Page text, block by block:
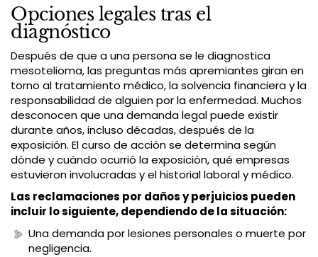
Opciones legales tras el
diagnóstico
Después de que a una persona se le diagnostica
mesotelioma, las preguntas más apremiantes giran en
torno al tratamiento médico, la solvencia financiera y la
responsabilidad de alguien por la enfermedad. Muchos
desconocen que una demanda legal puede existir
durante años, incluso décadas, después de la
exposición. El curso de acción se determina según
dónde y cuándo ocurrió la exposición, qué empresas
estuvieron involucradas y el historial laboral y médico.
Las reclamaciones por daños y perjuicios pueden
incluir lo siguiente, dependiendo de la situación:
Una demanda por lesiones personales o muerte por
negligencia.